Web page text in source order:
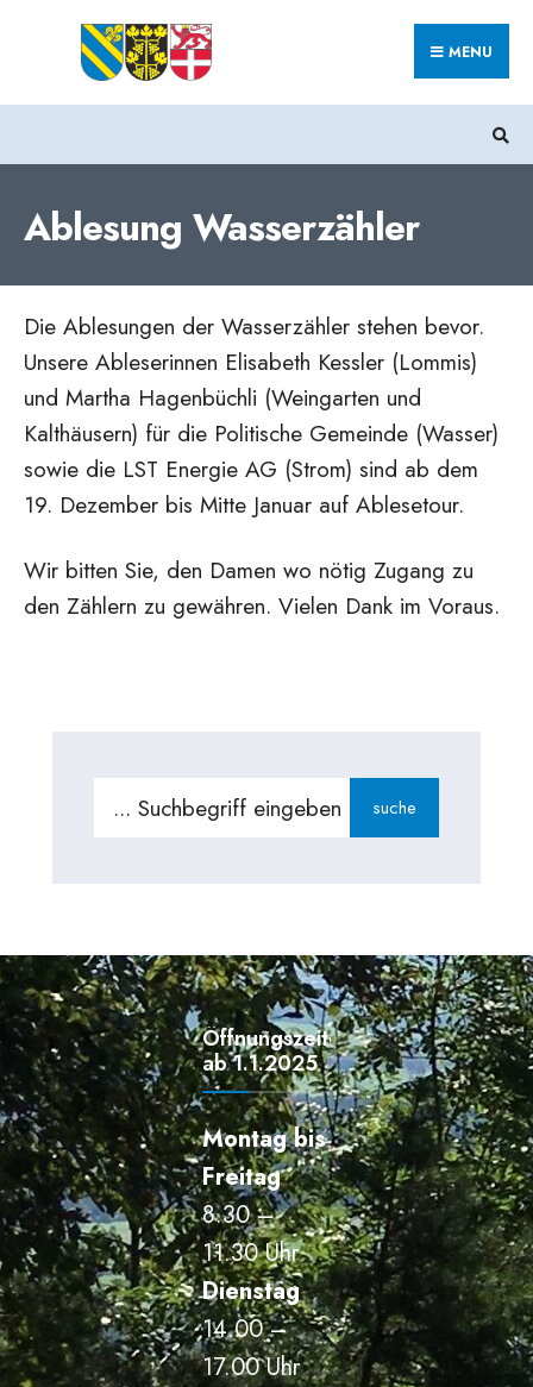
MENU
Ablesung Wasserzähler
Die Ablesungen der Wasserzähler stehen bevor.
Unsere Ableserinnen Elisabeth Kessler (Lommis)
und Martha Hagenbüchli (Weingarten und
Kalthäusern) für die Politische Gemeinde (Wasser)
sowie die LST Energie AG (Strom) sind ab dem
19. Dezember bis Mitte Januar auf Ablesetour.
Wir bitten Sie, den Damen wo nötig Zugang zu
den Zählern zu gewähren. Vielen Dank im Voraus.
Search
suche
Öffnungszeiten
ab 1.1.2025
Montag bis
Freitag
8.30 –
11.30 Uhr
Dienstag
14.00 –
17.00 Uhr
Search
for: